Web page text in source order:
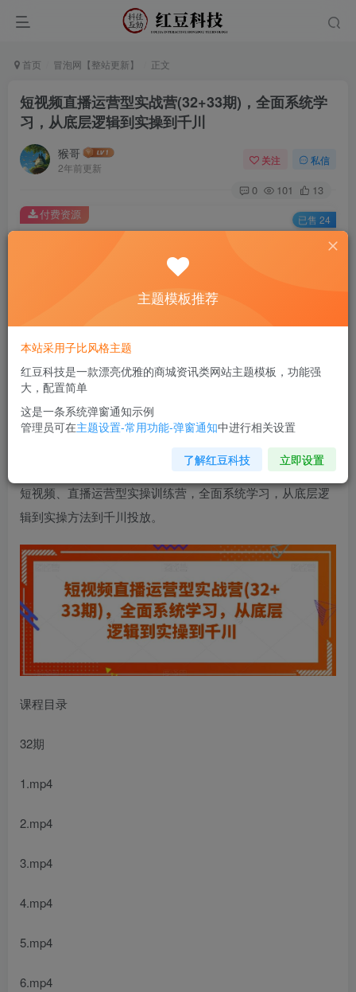
首页 冒泡网【整站更新】 正文
短视频直播运营型实战营(32+33期)，全面系统学
习，从底层逻辑到实操到千川
猴哥
2年前更新
关注 私信
0 101 13
此内容为付费资源，请付费后查看
￥9.9
您当前未登录！建议登陆后购买，可保存购买订单
付费资源 已售 24
短视频直播运营型实战营(32+33期)，全面系统学习，从底层
短视频、直播运营型实操训练营，全面系统学习，从底层逻
辑到实操方法到千川投放。
课程目录
32期
1.mp4
2.mp4
3.mp4
4.mp4
5.mp4
6.mp4
主题模板推荐
本站采用子比风格主题
红豆科技是一款漂亮优雅的商城资讯类网站主题模板，功能强
大，配置简单
这是一条系统弹窗通知示例
管理员可在主题设置-常用功能-弹窗通知中进行相关设置
了解红豆科技 立即设置